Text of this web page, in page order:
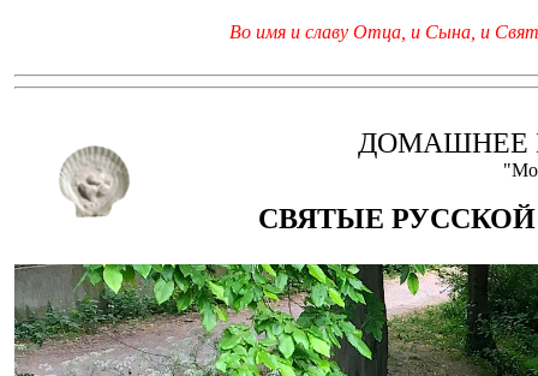
Во имя и славу Отца, и Сына, и
ДОМАШНЕЕ
СВЯТЫЕ